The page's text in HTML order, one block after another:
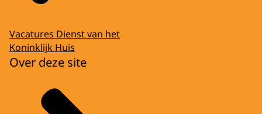
Vacatures Dienst van het
Koninklijk Huis
Over deze site